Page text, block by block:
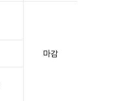
마감